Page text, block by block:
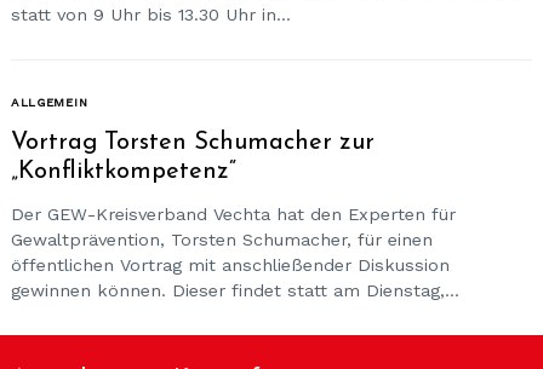
statt von 9 Uhr bis 13.30 Uhr in...
ALLGEMEIN
Vortrag Torsten Schumacher zur
„Konfliktkompetenz“
Der GEW-Kreisverband Vechta hat den Experten für
Gewaltprävention, Torsten Schumacher, für einen
öffentlichen Vortrag mit anschließender Diskussion
gewinnen können. Dieser findet statt am Dienstag,...
for: